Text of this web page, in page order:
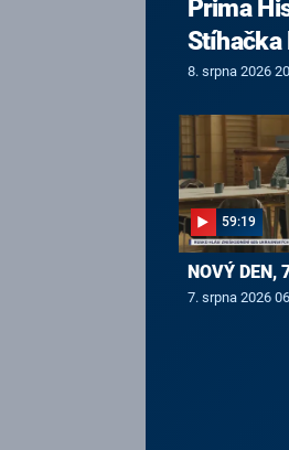
Prima
Stíhačka
8. srpna 2026
59:19
NOVÝ DEN,
7. srpna 2026